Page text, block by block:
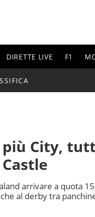
DIRETTE LIVE F1
più City,
arrivare a quota
al derby tra